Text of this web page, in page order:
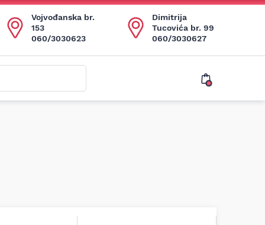
Vojvođanska br.
153
060/3030623
Dimitrija
Tucovića br. 99
060/3030627